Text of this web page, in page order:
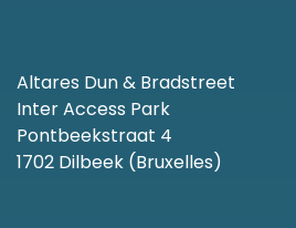
Altares Dun & Bradstreet
Inter Access Park
Pontbeekstraat 4
1702 Dilbeek (Bruxelles)